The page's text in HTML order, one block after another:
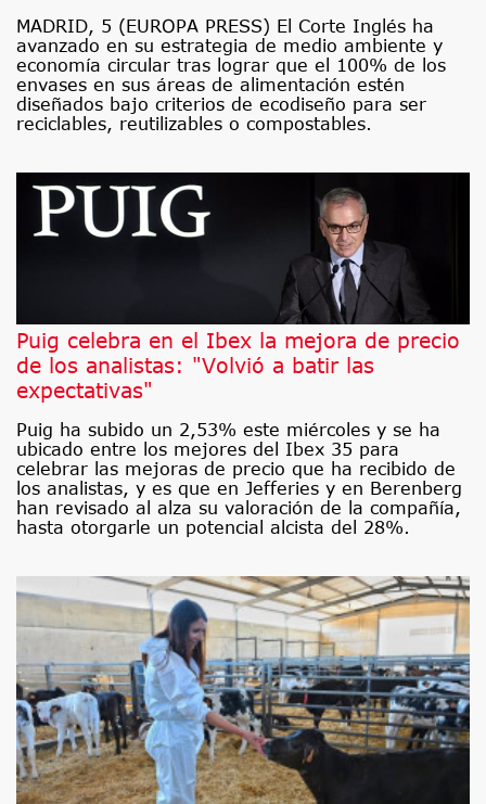
MADRID, 5 (EUROPA PRESS) El Corte Inglés ha
avanzado en su estrategia de medio ambiente y
economía circular tras lograr que el 100% de los
envases en sus áreas de alimentación estén
diseñados bajo criterios de ecodiseño para ser
reciclables, reutilizables o compostables.
Puig celebra en el Ibex la mejora de precio
de los analistas: "Volvió a batir las
expectativas"
Puig ha subido un 2,53% este miércoles y se ha
ubicado entre los mejores del Ibex 35 para
celebrar las mejoras de precio que ha recibido de
los analistas, y es que en Jefferies y en Berenberg
han revisado al alza su valoración de la compañía,
hasta otorgarle un potencial alcista del 28%.